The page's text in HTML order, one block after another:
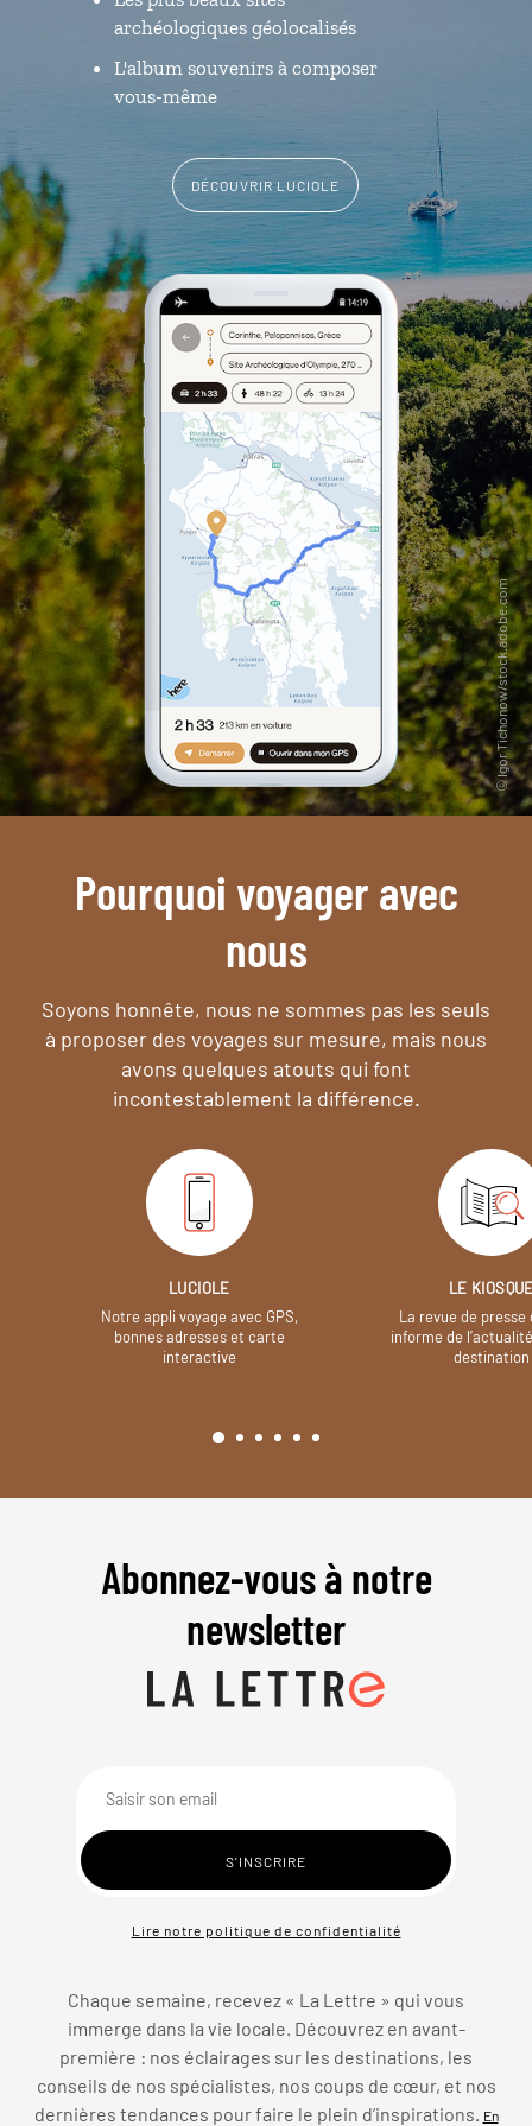
archéologiques géolocalisés
L'album souvenirs à composer
vous-même
DÉCOUVRIR LUCIOLE
Pourquoi voyager avec
nous
Soyons honnête, nous ne sommes pas les seuls
à proposer des voyages sur mesure, mais nous
avons quelques atouts qui font
incontestablement la différence.
LUCIOLE
Notre appli voyage avec GPS,
bonnes adresses et carte
interactive
LE
La revue de presse
informe de
destination
Abonnez-vous à notre
newsletter
Lire notre politique de confidentialité
Chaque semaine, recevez « La Lettre » qui vous
immerge dans la vie locale. Découvrez en avant-
première : nos éclairages sur les destinations, les
conseils de nos spécialistes, nos coups de cœur, et nos
dernières tendances pour faire le plein d’inspirations.
En